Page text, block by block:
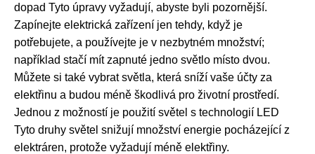
dopad Tyto úpravy vyžadují, abyste byli pozornější.
Zapínejte elektrická zařízení jen tehdy, když je
potřebujete, a používejte je v nezbytném množství;
například stačí mít zapnuté jedno světlo místo dvou.
Můžete si také vybrat světla, která sníží vaše účty za
elektřinu a budou méně škodlivá pro životní prostředí.
Jednou z možností je použití světel s technologií LED
Tyto druhy světel snižují množství energie pocházející z
elektráren, protože vyžadují méně elektřiny.